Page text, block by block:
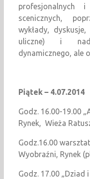
profesjonalnych
scenicznych,
wykłady,
uliczne) i
dynamicznego, ale
Piątek – 4.07.2014
Godz. 16.00-19.00
Rynek, Wieża
Godz.16.00
Wyobraźni, Rynek
Godz. 17.00 „Dziad